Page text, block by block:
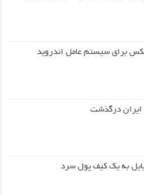
برای سیستم عامل اندروید
ایران درگذشت
به یک کیف‌ پول سرد